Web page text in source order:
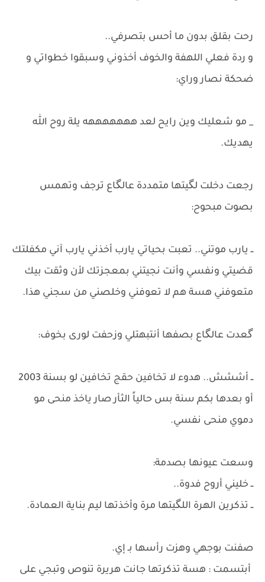
​رحت بقلق بدون ما أحس بتصرفي..
و ردة فعلي اللهفة والخوف أخذوني وسبقوا خطواتي و
ضحكة نصار وراي:
_ مو شعليك وين رايح لعد هههههههه يلة روح الله
يهديك.
​رجعت دخلت لگيتها متمددة عالگاع ترجف وتهمس
بصوت مبحوح:
ــ يارب موتني.. تعبت بحياتي يارب أخذني يارب آني مكفلتك
قضيتي ونفسي وأنت نجيتني بمعجزتك لأن وثقت بيك
متعوفني هسة هم لا تعوفني وخلصني من سجني هذا.
گعدت عالگاع بصفها أنتبهتلي وزحفت لورى بخوف:
​ــ أششش.. هدوء لا تخافين حقج تخافين لو بسنة 2003
أو بعدها بكم سنة بس حالياً الثأر صار ياخذ منحى مو
دموي منحى نفسي.
​وسعت عيونها بصدمة:
ــ خليني أروح فدوة..
​ــ تذكرين الهرة اللگيتها مرة وأخذتها ليم بناية العمادة.
​صفنت بوجهي وهزت رأسها بـ إي.
​أبتسمت : هسة تذكرتها جانت هريرة تنوص وتبجي على